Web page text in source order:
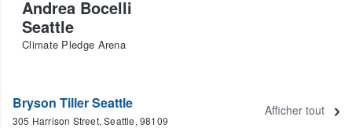
Andrea Bocelli
Seattle
Climate Pledge Arena
Bryson Tiller Seattle
305 Harrison Street, Seattle, 98109
Afficher tout